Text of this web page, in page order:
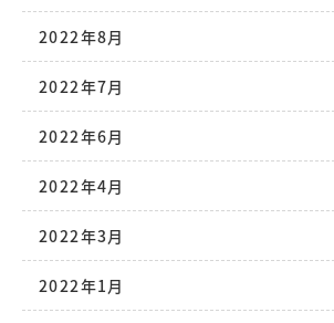
2022年8月
2022年7月
2022年6月
2022年4月
2022年3月
2022年1月